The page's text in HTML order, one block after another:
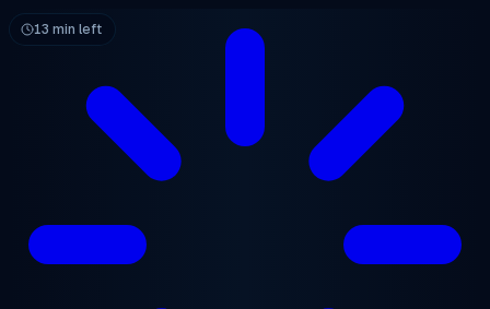
본문으로 건너뛰기
13 min left